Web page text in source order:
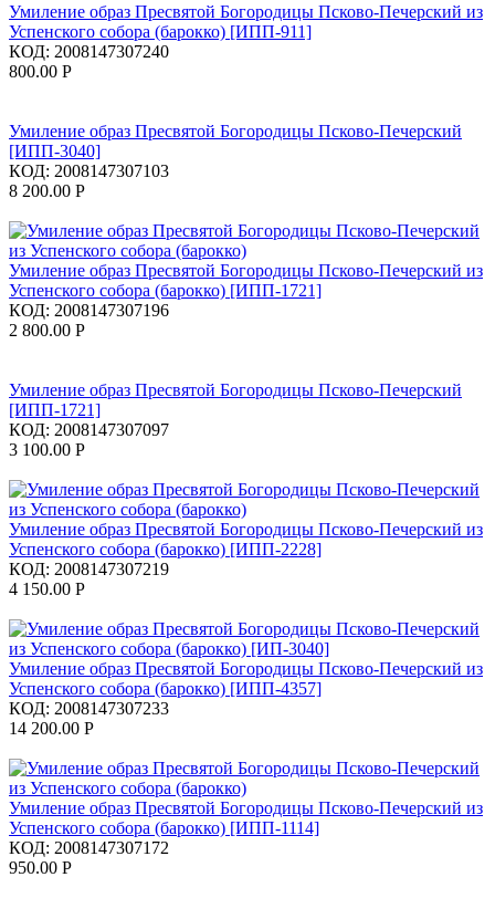
Умиление образ Пресвятой Богородицы Псково-Печерский из
Успенского собора (барокко) [ИПП-911]
КОД: 2008147307240
800.00 Р
Умиление образ Пресвятой Богородицы Псково-Печерский
[ИПП-3040]
КОД: 2008147307103
8 200.00 Р
Умиление образ Пресвятой Богородицы Псково-Печерский из
Успенского собора (барокко) [ИПП-1721]
КОД: 2008147307196
2 800.00 Р
Умиление образ Пресвятой Богородицы Псково-Печерский
[ИПП-1721]
КОД: 2008147307097
3 100.00 Р
Умиление образ Пресвятой Богородицы Псково-Печерский из
Успенского собора (барокко) [ИПП-2228]
КОД: 2008147307219
4 150.00 Р
Умиление образ Пресвятой Богородицы Псково-Печерский из
Успенского собора (барокко) [ИПП-4357]
КОД: 2008147307233
14 200.00 Р
Умиление образ Пресвятой Богородицы Псково-Печерский из
Успенского собора (барокко) [ИПП-1114]
КОД: 2008147307172
950.00 Р